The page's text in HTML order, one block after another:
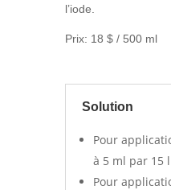
l’iode.
Prix: 18 $ / 500 ml
Solution
Pour
à 5 ml par 15 l
Pour